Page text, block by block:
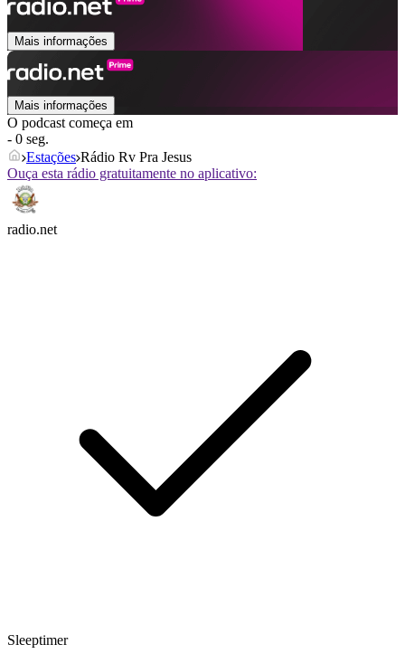
Mais informações
Mais informações
O podcast começa em
- 0 seg.
Estações Rádio Rv Pra Jesus
Ouça esta rádio gratuitamente no aplicativo:
radio.net
Sleeptimer